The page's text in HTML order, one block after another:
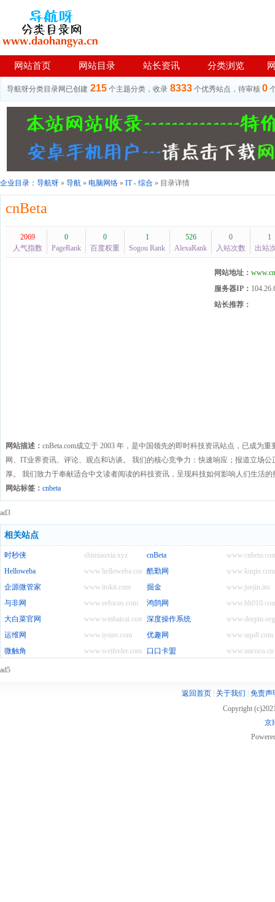
网站首页 网站目录 站长资讯 分类浏览
导航呀分类目录网已创建 215 个主题分类，收录 8333 个优秀站点，待审核 0
企业目录： 导航呀 » 导航 » 电脑网络 » IT - 综合 » 目录详情
cnBeta
2069
人气指数
0
PageRank
0
百度权重
1
Sogou Rank
526
AlexaRank
0
入站次数
1
出站
网站地址：
服务器IP：
站长推荐：
网站描述： cnBeta.com成立于 2003 年，是中国领先的即时科技资讯站点，已成为
网、IT业界资讯、评论、观点和访谈。 我们的核心竞争力：快速响应；报道立场
厚。 我们致力于奉献适合中文读者阅读的科技资讯，呈现科技如何影响人们生活的
网站标签： cnbeta
ad3
相关站点
shimiaoxia.xyz
时秒侠
cnBeta
www.helloweba.com
Helloweba www.kuqin.com
酷勤网
www.itokit.com
企源微管家 www.juejin.im
掘金
www.eefocus.com
与非网
鸿鹄网
www.winbaicai.com
大白菜官网 www.deepin.org
深度操作系统
www.iyunv.com
运维网 www.uqu8.com
优趣网
www.weifeeler.com
微触角 www.nncoco.cn
口口卡盟
ad5
返回首页| 关于我们
免责声
Copyright
京